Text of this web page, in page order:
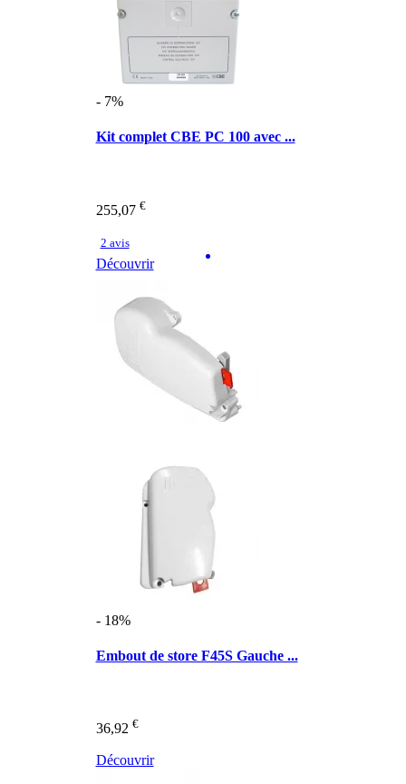
- 7%
Kit complet CBE PC 100 avec ...
255,07 €
2 avis
Découvrir
- 18%
Embout de store F45S Gauche ...
36,92 €
Découvrir